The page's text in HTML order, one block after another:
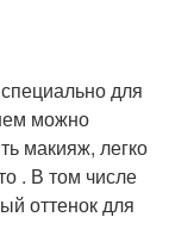
для
можно
макияж, легко
. В том числе
оттенок для